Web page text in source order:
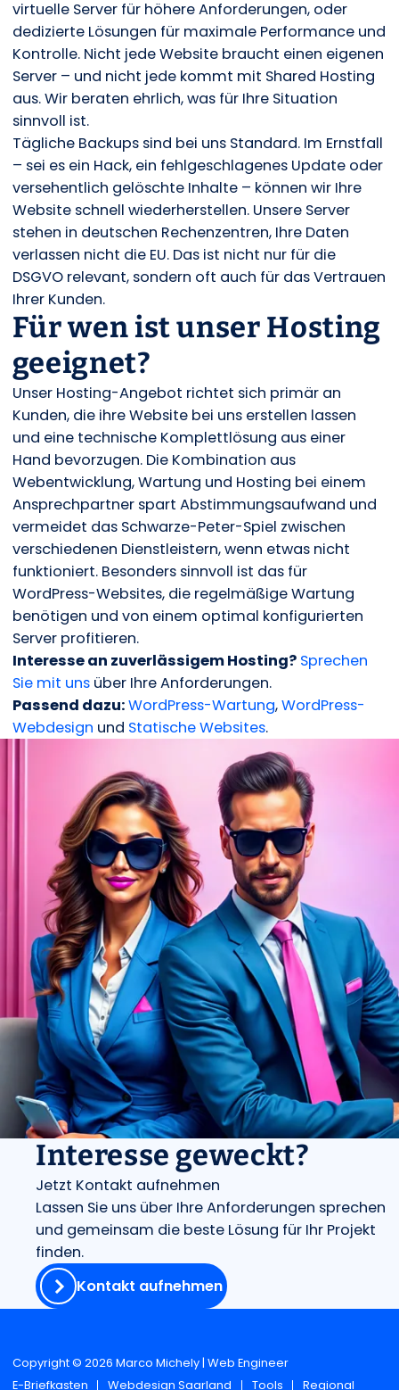
virtuelle Server für höhere Anforderungen, oder
dedizierte Lösungen für maximale Performance und
Kontrolle. Nicht jede Website braucht einen eigenen
Server – und nicht jede kommt mit Shared Hosting
aus. Wir beraten ehrlich, was für Ihre Situation
sinnvoll ist.
Tägliche Backups sind bei uns Standard. Im Ernstfall
– sei es ein Hack, ein fehlgeschlagenes Update oder
versehentlich gelöschte Inhalte – können wir Ihre
Website schnell wiederherstellen. Unsere Server
stehen in deutschen Rechenzentren, Ihre Daten
verlassen nicht die EU. Das ist nicht nur für die
DSGVO relevant, sondern oft auch für das Vertrauen
Ihrer Kunden.
Für wen ist unser Hosting
geeignet?
Unser Hosting-Angebot richtet sich primär an
Kunden, die ihre Website bei uns erstellen lassen
und eine technische Komplettlösung aus einer
Hand bevorzugen. Die Kombination aus
Webentwicklung, Wartung und Hosting bei einem
Ansprechpartner spart Abstimmungsaufwand und
vermeidet das Schwarze-Peter-Spiel zwischen
verschiedenen Dienstleistern, wenn etwas nicht
funktioniert. Besonders sinnvoll ist das für
WordPress-Websites, die regelmäßige Wartung
benötigen und von einem optimal konfigurierten
Server profitieren.
Interesse an zuverlässigem Hosting? Sprechen
Sie mit unsüber Ihre Anforderungen.
Passend dazu:WordPress-Wartung,WordPress-
Webdesign und Statische Websites.
Interesse geweckt?
Jetzt Kontakt aufnehmen
Lassen Sie uns über Ihre Anforderungen sprechen
und gemeinsam die beste Lösung für Ihr Projekt
finden.
Kontakt aufnehmen
Copyright © 2026 Marco Michely | Web Engineer
E-Briefkasten
Webdesign Saarland Tools Regional